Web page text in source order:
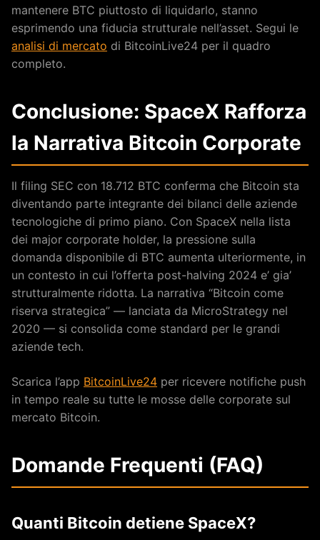
mantenere BTC piuttosto di liquidarlo, stanno
esprimendo una fiducia strutturale nell’asset. Segui le
analisi di mercato di BitcoinLive24 per il quadro
completo.
Conclusione: SpaceX Rafforza
la Narrativa Bitcoin Corporate
Il filing SEC con 18.712 BTC conferma che Bitcoin sta
diventando parte integrante dei bilanci delle aziende
tecnologiche di primo piano. Con SpaceX nella lista
dei major corporate holder, la pressione sulla
domanda disponibile di BTC aumenta ulteriormente, in
un contesto in cui l’offerta post-halving 2024 e’ gia’
strutturalmente ridotta. La narrativa “Bitcoin come
riserva strategica” — lanciata da MicroStrategy nel
2020 — si consolida come standard per le grandi
aziende tech.
Scarica l’app BitcoinLive24 per ricevere notifiche push
in tempo reale su tutte le mosse delle corporate sul
mercato Bitcoin.
Domande Frequenti (FAQ)
Quanti Bitcoin detiene SpaceX?